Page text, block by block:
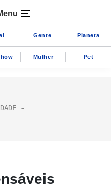
Gente Planeta
Mulher Pet